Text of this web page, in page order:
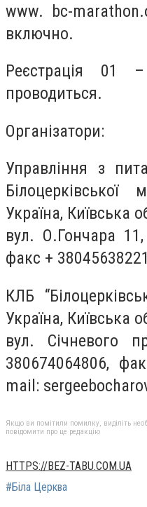
www. bc-
включно.
Реєстрація 01
проводиться.
Організатори:
Управління з
Україна, Київська
вул. О.Гончара
факс +
КЛБ
Україна, Київська
вул. Січневого
380674064806,
mail:
Якщо ви помітили помилку, виділіть
повідомити про це редакцію
HTTPS://BEZ-TABU.COM.UA
#Біла Церква